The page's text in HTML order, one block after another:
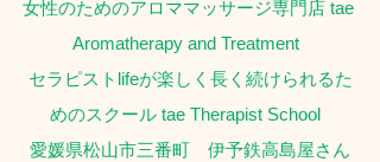
女性のためのアロママッサージ専門店 tae
Aromatherapy and Treatment
セラピストlifeが楽しく長く続けられるた
めのスクール tae Therapist School
愛媛県松山市三番町　伊予鉄高島屋さん